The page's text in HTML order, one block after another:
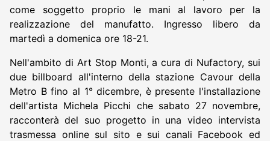
come soggetto proprio le mani al lavoro per la
realizzazione del manufatto. Ingresso libero da
martedì a domenica ore 18-21.
Nell'ambito di Art Stop Monti, a cura di Nufactory, sui
due billboard all'interno della stazione Cavour della
Metro B fino al 1° dicembre, è presente l'installazione
dell'artista Michela Picchi che sabato 27 novembre,
racconterà del suo progetto in una video intervista
trasmessa online sul sito e sui canali Facebook ed